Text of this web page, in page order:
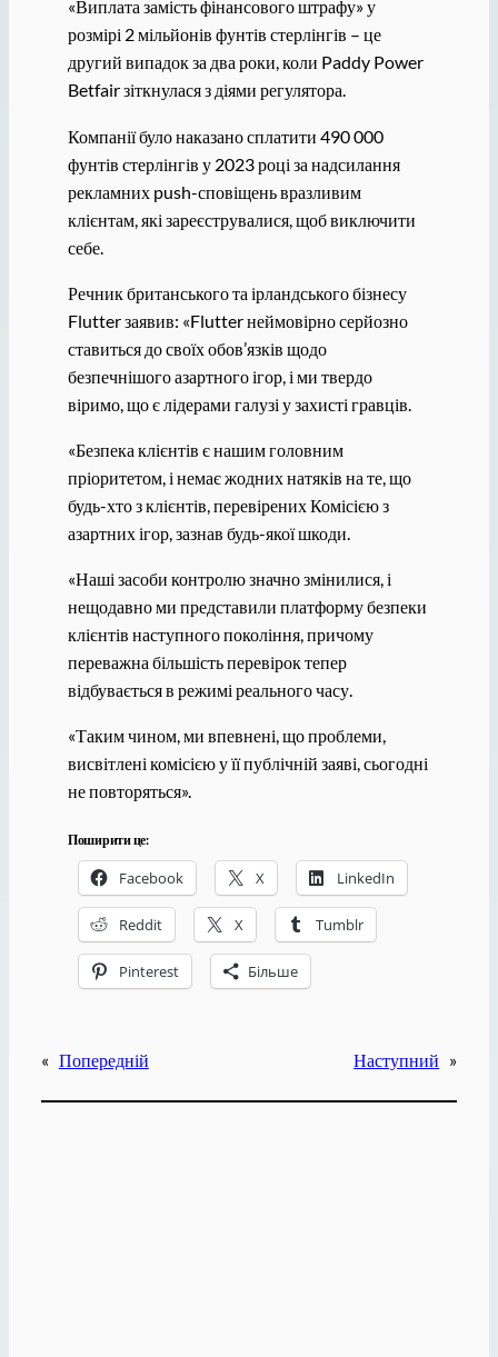
«Виплата замість фінансового штрафу» у
розмірі 2 мільйонів фунтів стерлінгів – це
другий випадок за два роки, коли Paddy Power
Betfair зіткнулася з діями регулятора.
Компанії було наказано сплатити 490 000
фунтів стерлінгів у 2023 році за надсилання
рекламних push-сповіщень вразливим
клієнтам, які зареєструвалися, щоб виключити
себе.
Речник британського та ірландського бізнесу
Flutter заявив: «Flutter неймовірно серйозно
ставиться до своїх обов’язків щодо
безпечнішого азартного ігор, і ми твердо
віримо, що є лідерами галузі у захисті гравців.
«Безпека клієнтів є нашим головним
пріоритетом, і немає жодних натяків на те, що
будь-хто з клієнтів, перевірених Комісією з
азартних ігор, зазнав будь-якої шкоди.
«Наші засоби контролю значно змінилися, і
нещодавно ми представили платформу безпеки
клієнтів наступного покоління, причому
переважна більшість перевірок тепер
відбувається в режимі реального часу.
«Таким чином, ми впевнені, що проблеми,
висвітлені комісією у її публічній заяві, сьогодні
не повторяться».
Поширити це:
Facebook X LinkedIn
Reddit X Tumblr
Pinterest Більше
« Попередній Наступний »